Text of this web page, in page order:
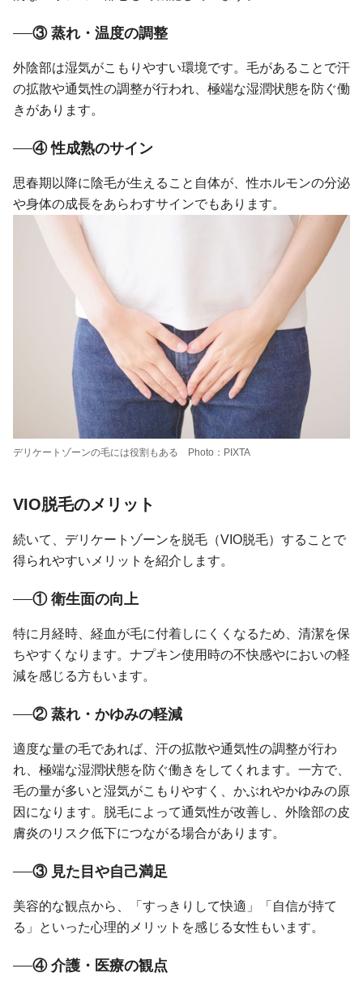
③ 蒸れ・温度の調整
外陰部は湿気がこもりやすい環境です。毛があることで汗
の拡散や通気性の調整が行われ、極端な湿潤状態を防ぐ働
きがあります。
④ 性成熟のサイン
思春期以降に陰毛が生えること自体が、性ホルモンの分泌
や身体の成長をあらわすサインでもあります。
デリケートゾーンの毛には役割もある Photo：PIXTA
VIO脱毛のメリット
続いて、デリケートゾーンを脱毛（VIO脱毛）することで
得られやすいメリットを紹介します。
① 衛生面の向上
特に月経時、経血が毛に付着しにくくなるため、清潔を保
ちやすくなります。ナプキン使用時の不快感やにおいの軽
減を感じる方もいます。
② 蒸れ・かゆみの軽減
適度な量の毛であれば、汗の拡散や通気性の調整が行わ
れ、極端な湿潤状態を防ぐ働きをしてくれます。一方で、
毛の量が多いと湿気がこもりやすく、かぶれやかゆみの原
因になります。脱毛によって通気性が改善し、外陰部の皮
膚炎のリスク低下につながる場合があります。
③ 見た目や自己満足
美容的な観点から、「すっきりして快適」「自信が持て
る」といった心理的メリットを感じる女性もいます。
④ 介護・医療の観点